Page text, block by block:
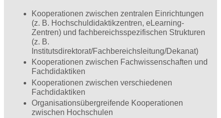
Kooperationen zwischen zentralen Einrichtungen
(z. B. Hochschuldidaktikzentren, eLearning-
Zentren) und fach­bereichsspezifischen Strukturen
(z. B.
Institutsdirektorat/Fachbereichsleitung/Dekanat)
Kooperationen zwischen Fachwissenschaften und
Fachdidaktiken
Kooperationen zwischen verschiedenen
Fachdidaktiken
Organisationsübergreifende Kooperationen
zwischen Hochschulen